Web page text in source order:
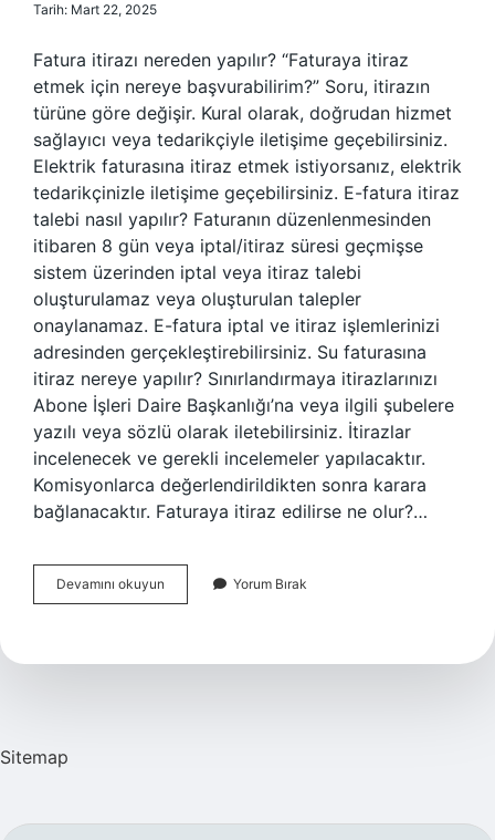
Tarih: Mart 22, 2025
Fatura itirazı nereden yapılır? “Faturaya itiraz
etmek için nereye başvurabilirim?” Soru, itirazın
türüne göre değişir. Kural olarak, doğrudan hizmet
sağlayıcı veya tedarikçiyle iletişime geçebilirsiniz.
Elektrik faturasına itiraz etmek istiyorsanız, elektrik
tedarikçinizle iletişime geçebilirsiniz. E-fatura itiraz
talebi nasıl yapılır? Faturanın düzenlenmesinden
itibaren 8 gün veya iptal/itiraz süresi geçmişse
sistem üzerinden iptal veya itiraz talebi
oluşturulamaz veya oluşturulan talepler
onaylanamaz. E-fatura iptal ve itiraz işlemlerinizi
adresinden gerçekleştirebilirsiniz. Su faturasına
itiraz nereye yapılır? Sınırlandırmaya itirazlarınızı
Abone İşleri Daire Başkanlığı’na veya ilgili şubelere
yazılı veya sözlü olarak iletebilirsiniz. İtirazlar
incelenecek ve gerekli incelemeler yapılacaktır.
Komisyonlarca değerlendirildikten sonra karara
bağlanacaktır. Faturaya itiraz edilirse ne olur?…
Devamını okuyun Faturaya
Itiraz
Yorum Bırak
Sitemap